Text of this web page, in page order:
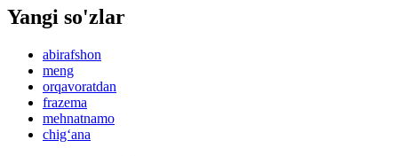
Yangi so'zlar
abirafshon
meng
orqavoratdan
frazema
mehnatnamo
chig‘ana